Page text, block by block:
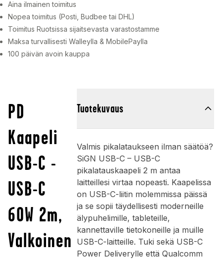
Aina ilmainen toimitus
Nopea toimitus (Posti, Budbee tai DHL)
Toimitus Ruotsissa sijaitsevasta varastostamme
Maksa turvallisesti Walleylla & MobilePaylla
100 päivän avoin kauppa
PD
Kaapeli
USB-C -
USB-C
60W 2m,
Valkoinen
Tuotekuvaus
Valmis pikalataukseen ilman säätöä?
SiGN USB-C – USB-C
pikalatauskaapeli 2 m antaa
laitteillesi virtaa nopeasti. Kaapelissa
on USB-C-liitin molemmissa päissä
ja se sopii täydellisesti moderneille
älypuhelimille, tableteille,
kannettaville tietokoneille ja muille
USB-C-laitteille. Tuki sekä USB-C
Power Deliverylle että Qualcomm